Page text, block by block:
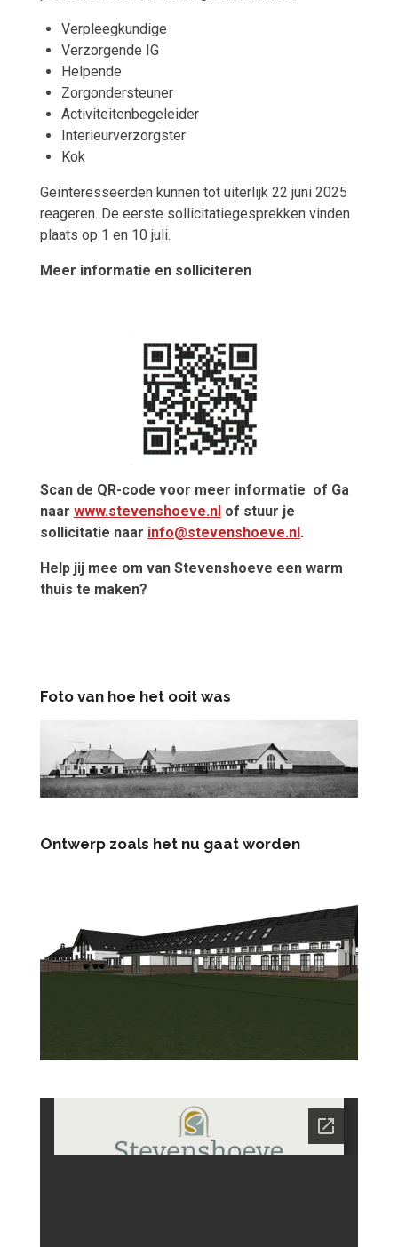
Verpleegkundige
Verzorgende IG
Helpende
Zorgondersteuner
Activiteitenbegeleider
Interieurverzorgster
Kok
Geïnteresseerden kunnen tot uiterlijk 22 juni 2025
reageren. De eerste sollicitatiegesprekken vinden
plaats op 1 en 10 juli.
Meer informatie en solliciteren
Scan de QR-code voor meer informatie of Ga
naar www.stevenshoeve.nl of stuur je
sollicitatie naar info@stevenshoeve.nl .
Help jij mee om van Stevenshoeve een warm
thuis te maken?
Foto van hoe het ooit was
Ontwerp zoals het nu gaat worden